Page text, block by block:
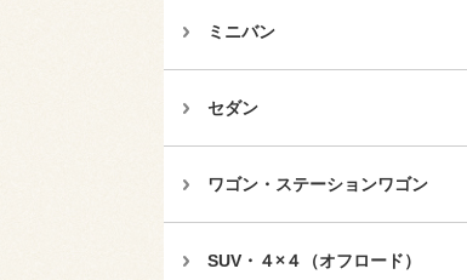
ミニバン
セダン
ワゴン・ステーションワゴン
SUV・４×４（オフロード）